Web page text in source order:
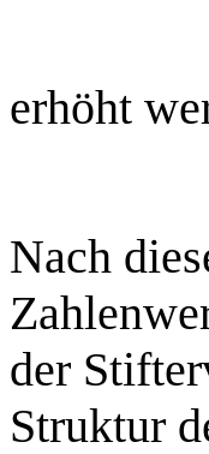
erhöht
Nach
der
Struktur